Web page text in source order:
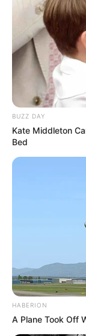
BUZZ DAY
Kate Middleton
Bed
HABERION
A Plane Took Off